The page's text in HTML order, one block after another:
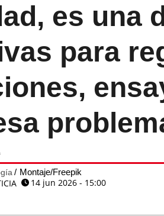
es una
para
Montaje/Freepik
14 jun 2026 - 15:00